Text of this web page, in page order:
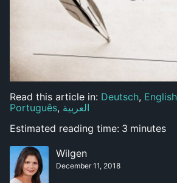
Read this article in: Deutsch, English
Português, العربية
Estimated reading time: 3 minutes
Wilgen
December 11, 2018